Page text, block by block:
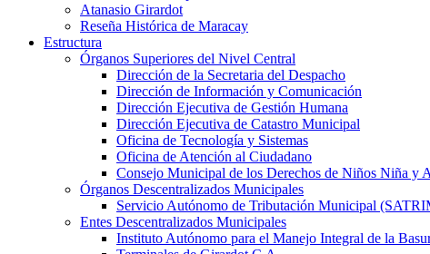
Atanasio Girardot
Reseña Histórica de Maracay
Estructura
Órganos Superiores del Nivel Central
Dirección de la Secretaria del Despacho
Dirección de Información y Comunicación
Dirección Ejecutiva de Gestión Humana
Dirección Ejecutiva de Catastro Municipal
Oficina de Tecnología y Sistemas
Oficina de Atención al Ciudadano
Consejo Municipal de los Derechos de Niños Niña y
Órganos Descentralizados Municipales
Servicio Autónomo de Tributación Municipal
Entes Descentralizados Municipales
Instituto Autónomo para el Manejo Integral de la